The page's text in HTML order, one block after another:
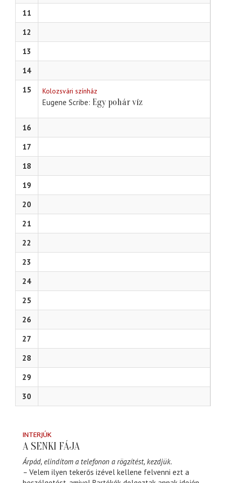
11
12
13
14
15
Kolozsvári színház
Eugene Scribe Egy pohár víz
16
17
18
19
20
21
22
23
24
25
26
27
28
29
30
INTERJÚK
A SENKI FÁJA
Árpád, elindítom a telefonon a rögzítést, kezdjük.
– Velem ilyen tekerős izével kellene felvenni ezt a